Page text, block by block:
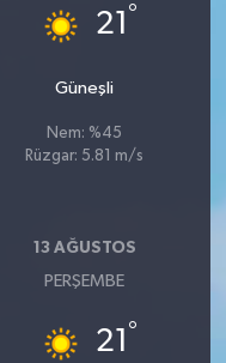
21 °
Güneşli
Nem: %45
Rüzgar: 5.81 m/s
13 AĞUSTOS
PERŞEMBE
21 °